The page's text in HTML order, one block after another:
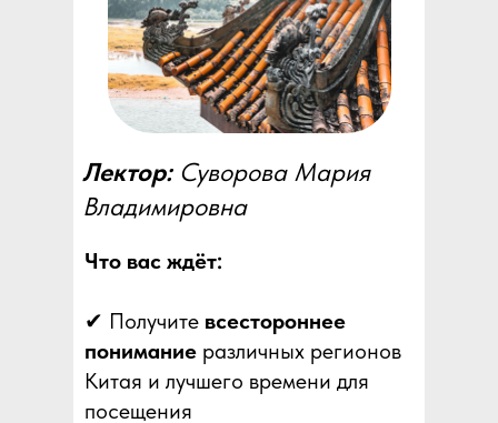
Лектор: Суворова Мария
Владимировна
Что вас ждёт:
✔ Получите всестороннее
понимание различных регионов
Китая и лучшего времени для
посещения